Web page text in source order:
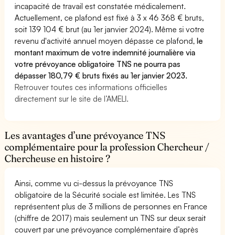
incapacité de travail est constatée médicalement.
Actuellement, ce plafond est fixé à 3 x 46 368 € bruts,
soit 139 104 € brut (au 1er janvier 2024). Même si votre
revenu d'activité annuel moyen dépasse ce plafond,le
montant maximum de votre indemnité journalière via
votre prévoyance obligatoire TNS ne pourra pas
dépasser 180,79 € bruts fixés au 1er janvier 2023.
Retrouver toutes ces informations officielles
directement sur le site de l’AMELI.
Les avantages d’une prévoyance TNS
complémentaire pour la profession Chercheur /
Chercheuse en histoire ?
Ainsi, comme vu ci-dessus la prévoyance TNS
obligatoire de la Sécurité sociale est limitée. Les TNS
représentent plus de 3 millions de personnes en France
(chiffre de 2017) mais seulement un TNS sur deux serait
couvert par une prévoyance complémentaire d’après